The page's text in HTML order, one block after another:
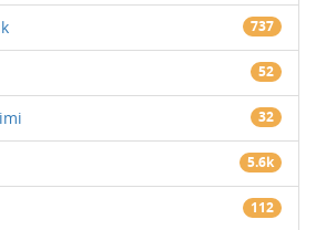
737
52
32
5.6k
112